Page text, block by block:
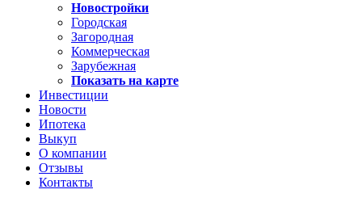
Новостройки
Городская
Загородная
Коммерческая
Зарубежная
Показать на карте
Инвестиции
Новости
Ипотека
Выкуп
О компании
Отзывы
Контакты